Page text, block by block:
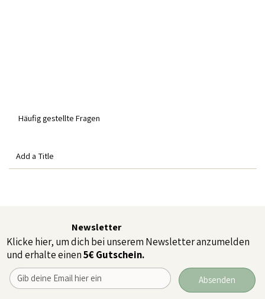
Häufig gestellte Fragen
Add a Title
Newsletter
Klicke hier, um dich bei unserem Newsletter anzumelden
und erhalte einen5€ Gutschein.
Absenden